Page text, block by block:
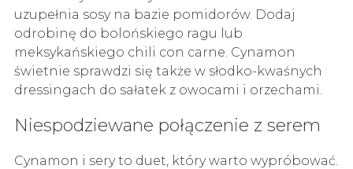
uzupełnia sosy na bazie pomidorów. Dodaj
odrobinę do bolońskiego ragu lub
meksykańskiego chili con carne. Cynamon
świetnie sprawdzi się także w słodko-kwaśnych
dressingach do sałatek z owocami i orzechami.
Niespodziewane połączenie z serem
Cynamon i sery to duet, który warto wypróbować.